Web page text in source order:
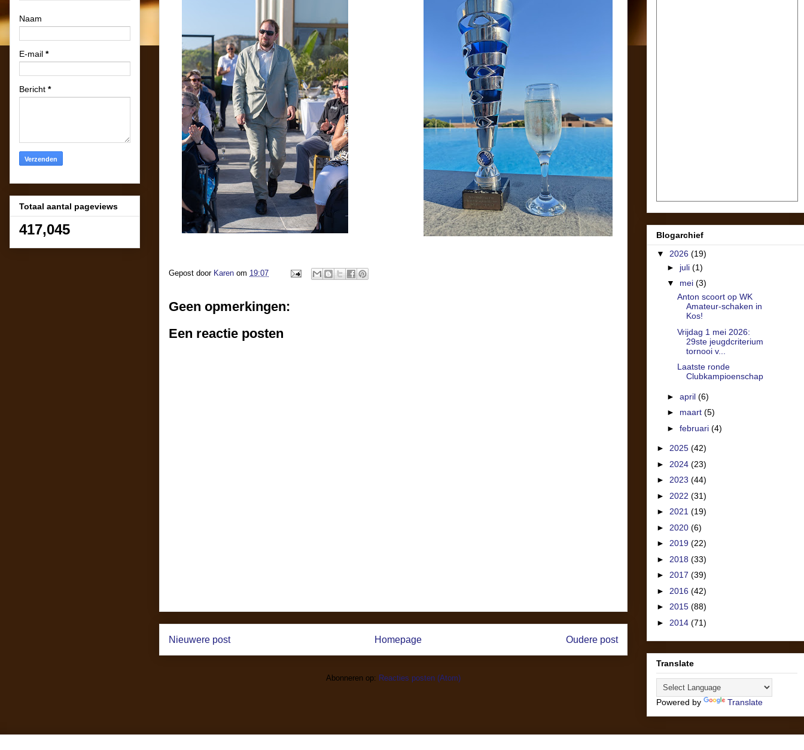
Gepost door Karen om 19:07
Geen opmerkingen:
Een reactie posten
Nieuwere post Oudere post
Homepage
Abonneren op: Reacties posten (Atom)
Naam
E-mail *
Bericht *
Totaal aantal pageviews
417,045
Blogarchief
▼ 2026 (19)
► juli (1)
▼ mei (3)
Anton scoort op WK
Amateur-schaken in
Kos!
Vrijdag 1 mei 2026:
29ste jeugdcriterium
tornooi v...
Laatste ronde
Clubkampioenschap
► april (6)
► maart (5)
► februari (4)
► 2025 (42)
► 2024 (23)
► 2023 (44)
► 2022 (31)
► 2021 (19)
► 2020 (6)
► 2019 (22)
► 2018 (33)
► 2017 (39)
► 2016 (42)
► 2015 (88)
► 2014 (71)
Translate
Powered by Translate